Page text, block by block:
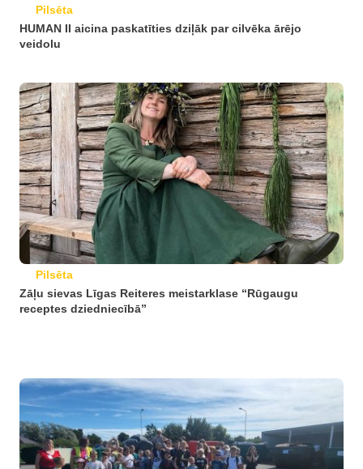
Pilsēta
HUMAN II aicina paskatīties dziļāk par cilvēka ārējo
veidolu
Pilsēta
Zāļu sievas Līgas Reiteres meistarklase “Rūgaugu
receptes dziedniecībā”